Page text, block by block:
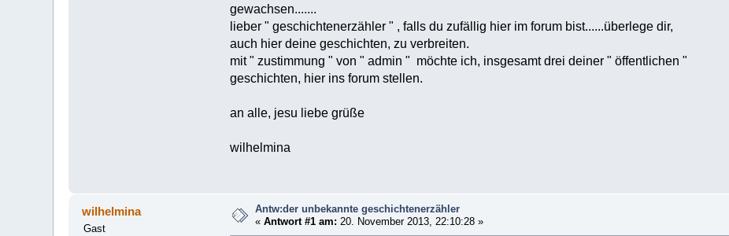
gewachsen.......
lieber " geschichtenerzähler " , falls du zufällig hier im forum bist......überlege dir,
auch hier deine geschichten, zu verbreiten.
mit " zustimmung " von " admin " möchte ich, insgesamt drei deiner " öffentlichen "
geschichten, hier ins forum stellen.
an alle, jesu liebe grüße
wilhelmina
wilhelmina
Gast
Antw:der unbekannte geschichtenerzähler
«Antwort #1 am: 20. November 2013, 22:10:28 »